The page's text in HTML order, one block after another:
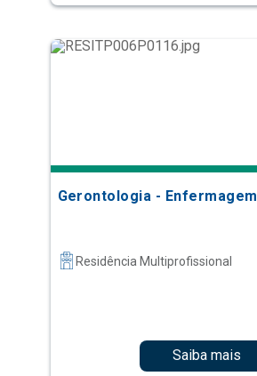
Gerontologia - Enfermagem
Residência Multiprofissional
Saiba mais